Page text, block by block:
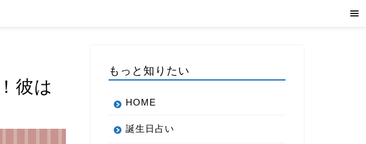
彼は
もっと知りたい
HOME
誕生日占い